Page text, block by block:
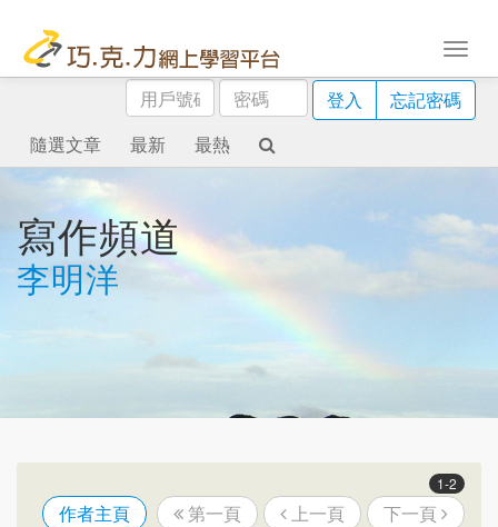
用
戶
號
碼
密
碼
登入
忘記密碼
隨選文章
最新 最熱
寫作頻道
李明洋
1-2
作者主頁 第一頁 上一頁 下一頁